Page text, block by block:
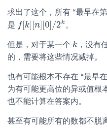
求出了这个，所有 “最早在第
是 f[k] [n] [0]/2k
f[ k] n] 0 /2k。
但是，对于某一个 k
k ，没有
的，需要将这些情况减掉。
也有可能根本不存在 “最早
为有可能更高位的异或值根
也不能计算在答案内。
甚至有可能所有的数都不脱